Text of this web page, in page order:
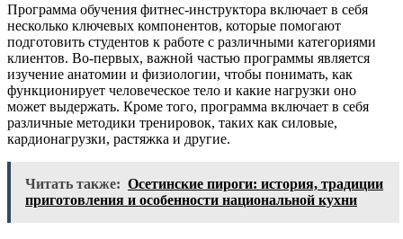
Программа обучения фитнес-инструктора включает в себя
несколько ключевых компонентов, которые помогают
подготовить студентов к работе с различными категориями
клиентов. Во-первых, важной частью программы является
изучение анатомии и физиологии, чтобы понимать, как
функционирует человеческое тело и какие нагрузки оно
может выдержать. Кроме того, программа включает в себя
различные методики тренировок, таких как силовые,
кардионагрузки, растяжка и другие.
Читать также: Осетинские пироги: история, традиции
приготовления и особенности национальной кухни